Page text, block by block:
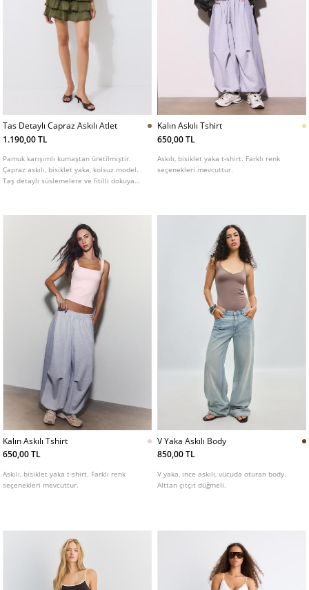
Tas Detaylı Capraz Askılı Atlet
1.190,00 TL
Pamuk karışımlı kumaştan üretilmiştir.
Çapraz askılı, bisiklet yaka, kolsuz model.
Taş detaylı süslemelere ve fitilli dokuya
Kalın Askılı Tshirt
650,00 TL
Askılı, bisiklet yaka t-shirt. Farklı renk
seçenekleri mevcuttur.
Kalın Askılı Tshirt
650,00 TL
Askılı, bisiklet yaka t-shirt. Farklı renk
seçenekleri mevcuttur.
V Yaka Askılı Body
850,00 TL
V yaka, ince askılı, vücuda oturan body.
Alttan çıtçıt düğmeli.